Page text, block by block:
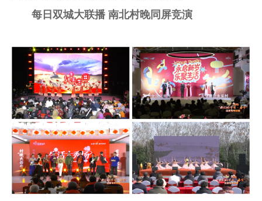
电影工作
机关党建
党建要闻 学习在线
文化人才
紫金人才 职称评审
数据资源
每日双城大联播 南北村晚同屏竞演